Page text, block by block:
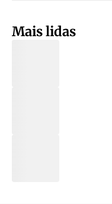
Mais lidas